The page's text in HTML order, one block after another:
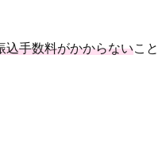
込手数料がかからない こと